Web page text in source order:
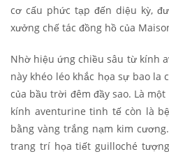
cơ cấu phức tạp đến diệu kỳ,
xưởng chế tác đồng hồ của
Nhờ hiệu ứng chiều sâu từ kính
này khéo léo khắc họa sự bao la
của bầu trời đêm đầy sao. Là
kính aventurine tinh tế còn là
bằng vàng trắng nạm kim
trang trí họa tiết guilloché